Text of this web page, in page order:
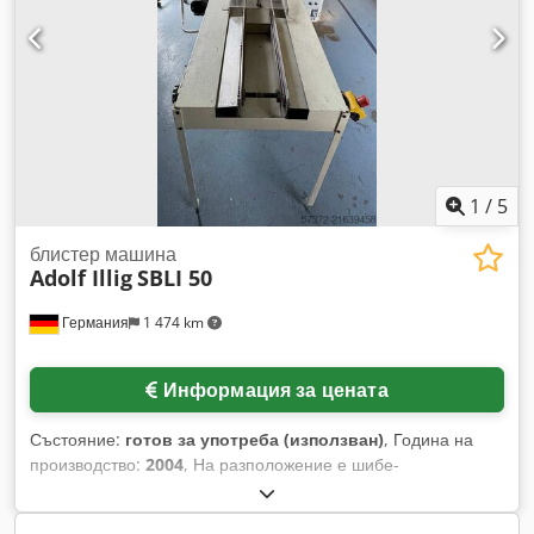
Ширина на фолиото: 540 мм - Валцови транспортьори: по
1000 x 560 мм максимум - Работна маса: размери вижте
снимките - Обща мощност на мотора: 1.9 kW Cedpjft Sccsfx
Akrjha - Обща мощност на нагряване: 8.9 kW - Размери:
3070/1710/H2520 мм, 838 кг - Аксесоари: включително 8
ролки фолио Ø290 x 540 мм, 276 кг - Транспортни размери:
1710/1070/H2520 мм / 1200/800/H700 мм - Общо тегло:
1114 кг + 500 кг фолио
1 / 5
Германия 1 474 km
блистер машина
Adolf IlligSBLI 50
Информация за цената
Състояние: готов за употреба (използван), Година на
производство: 2004, На разположение е шибе-
блистерираща машина Illig. Диапазон на дължината на
блистера: 110 мм до 500 мм, диапазон на ширината на